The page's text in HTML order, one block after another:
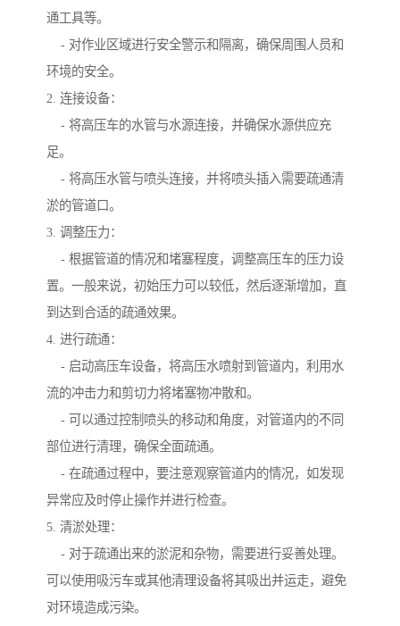
通工具等。
- 对作业区域进行安全警示和隔离，确保周围人员和
环境的安全。
2. 连接设备：
- 将高压车的水管与水源连接，并确保水源供应充
足。
- 将高压水管与喷头连接，并将喷头插入需要疏通清
淤的管道口。
3. 调整压力：
- 根据管道的情况和堵塞程度，调整高压车的压力设
置。一般来说，初始压力可以较低，然后逐渐增加，直
到达到合适的疏通效果。
4. 进行疏通：
- 启动高压车设备，将高压水喷射到管道内，利用水
流的冲击力和剪切力将堵塞物冲散和。
- 可以通过控制喷头的移动和角度，对管道内的不同
部位进行清理，确保全面疏通。
- 在疏通过程中，要注意观察管道内的情况，如发现
异常应及时停止操作并进行检查。
5. 清淤处理：
- 对于疏通出来的淤泥和杂物，需要进行妥善处理。
可以使用吸污车或其他清理设备将其吸出并运走，避免
对环境造成污染。